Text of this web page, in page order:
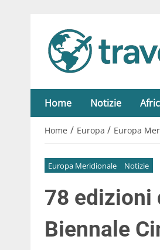
Home Notizie
Home / Europa / Europa
Europa Meridionale Notizie
78 edizioni
Biennale